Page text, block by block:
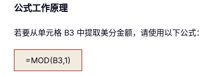
公式工作原理
若要从单元格 B3 中提取美分金额，请使用以下公式：
=MOD(B3,1)